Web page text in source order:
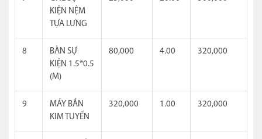
KIỆN NỆM
TỰA LƯNG
8
BÀN SỰ
KIỆN 1.5*0.5
(M)
80,000 4.00 320,000
9
MÁY BẮN
KIM TUYẾN
320,000 1.00 320,000